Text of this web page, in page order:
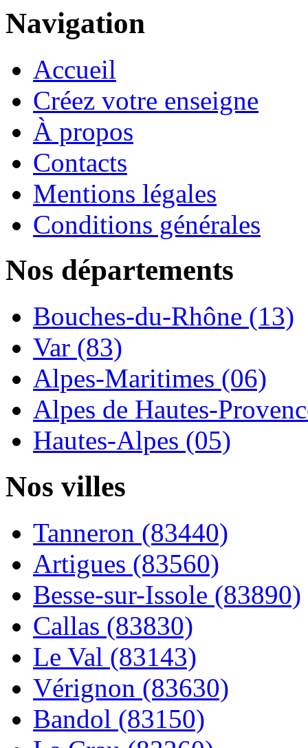
Navigation
Accueil
Créez votre enseigne
À propos
Contacts
Mentions légales
Conditions générales
Nos départements
Bouches-du-Rhône (13)
Var (83)
Alpes-Maritimes (06)
Alpes de Hautes-
Hautes-Alpes (05)
Nos villes
Tanneron (83440)
Artigues (83560)
Besse-sur-Issole (83890)
Callas (83830)
Le Val (83143)
Vérignon (83630)
Bandol (83150)